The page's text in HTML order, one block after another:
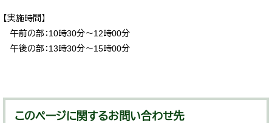
【実施時間】
午前の部：10時30分～12時00分
午後の部：13時30分～15時00分
このページに関するお問い合わせ先